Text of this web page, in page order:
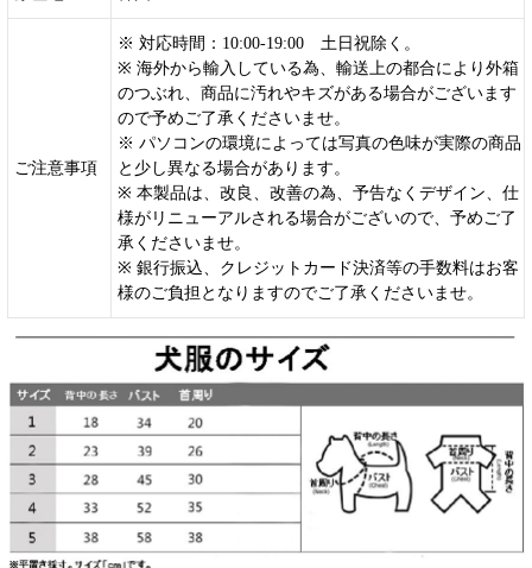
ご注意事項
※ 対応時間：10:00-19:00 土日祝除く。
※ 海外から輸入している為、輸送上の都合により外箱
のつぶれ、商品に汚れやキズがある場合がございます
ので予めご了承くださいませ。
※ パソコンの環境によっては写真の色味が実際の商品
と少し異なる場合があります。
※ 本製品は、改良、改善の為、予告なくデザイン、仕
様がリニューアルされる場合がございので、予めご了
承くださいませ。
※ 銀行振込、クレジットカード決済等の手数料はお客
様のご負担となりますのでご了承くださいませ。